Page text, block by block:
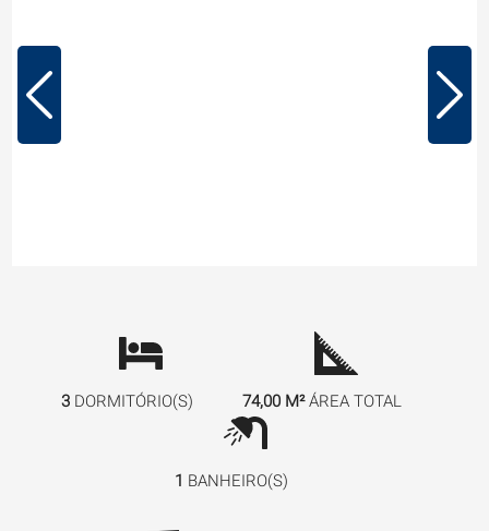
3 DORMITÓRIO(S) 74,00 M²ÁREA TOTAL
1 BANHEIRO(S)